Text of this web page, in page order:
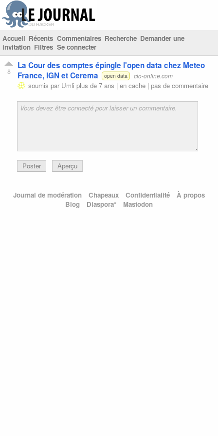
Accueil Récents Commentaires Recherche Demander une
invitation Filtres Se connecter
8
La Cour des comptes épingle l'open data chez Meteo
France, IGN et Cerema
open data cio-online.com
soumis par Umli plus de 7 ans | en cache | pas de commentaire
Poster Aperçu
Journal de modération Chapeaux Confidentialité
À propos
Blog
Diaspora* Mastodon